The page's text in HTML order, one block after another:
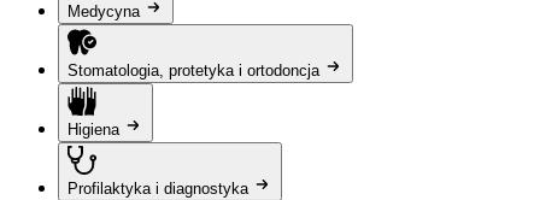
Medycyna
Stomatologia, protetyka i ortodoncja
Higiena
Profilaktyka i diagnostyka